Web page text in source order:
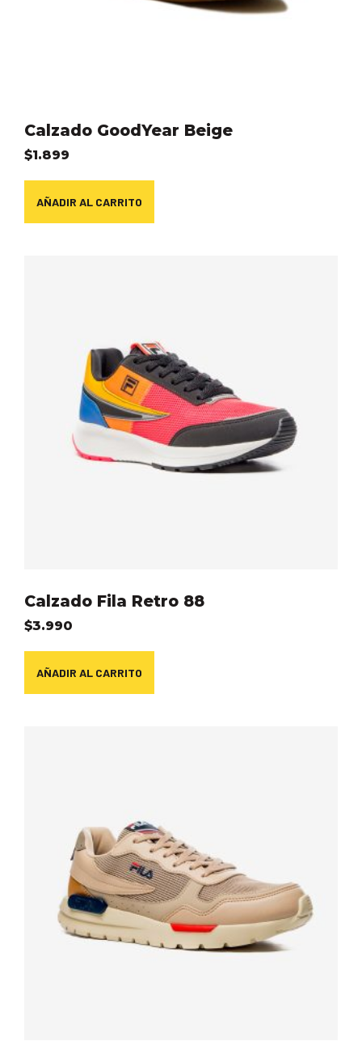
Calzado GoodYear Beige
$1.899
AÑADIR AL CARRITO
Calzado Fila Retro 88
$3.990
AÑADIR AL CARRITO